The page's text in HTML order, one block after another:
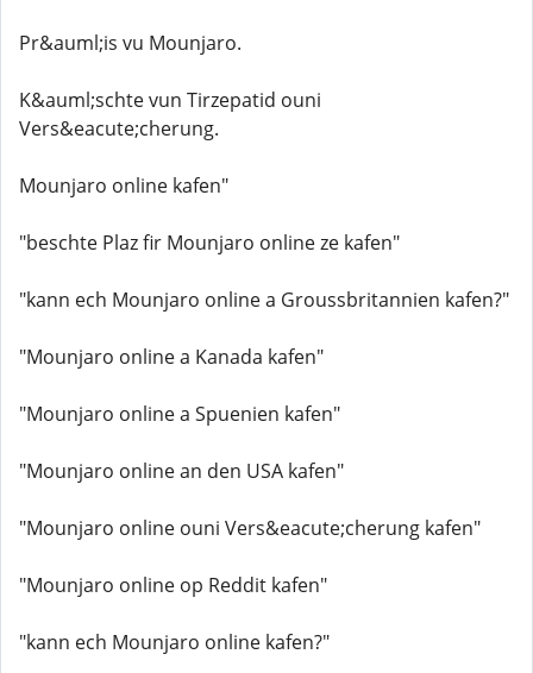
Pr&auml;is vu Mounjaro.
K&auml;schte vun Tirzepatid ouni
Vers&eacute;cherung.
Mounjaro online kafen"
"beschte Plaz fir Mounjaro online ze kafen"
"kann ech Mounjaro online a Groussbritannien kafen?"
"Mounjaro online a Kanada kafen"
"Mounjaro online a Spuenien kafen"
"Mounjaro online an den USA kafen"
"Mounjaro online ouni Vers&eacute;cherung kafen"
"Mounjaro online op Reddit kafen"
"kann ech Mounjaro online kafen?"